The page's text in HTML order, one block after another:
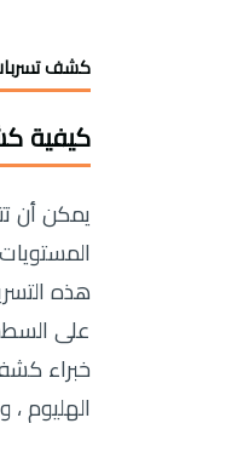
كشف تسربات
كيفية
يمكن أن
هذه
على
خبراء
الهليوم